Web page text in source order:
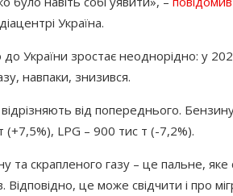
Україна.
України зростає неоднорідно: у
навпаки, знизився.
від попереднього.
(+7,5%), LPG – 900 тис т (-7,2%).
та скрапленого газу – це пальне,
Відповідно, це може свідчити і про